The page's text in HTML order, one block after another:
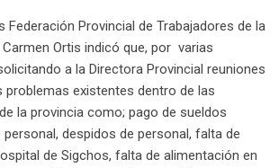
Federación Provincial de Trabajadores de la
Ortis indicó que, por varias
a la Directora Provincial reuniones
problemas existentes dentro de las
la provincia como; pago de sueldos
despidos de personal, falta de
de Sigchos, falta de alimentación en